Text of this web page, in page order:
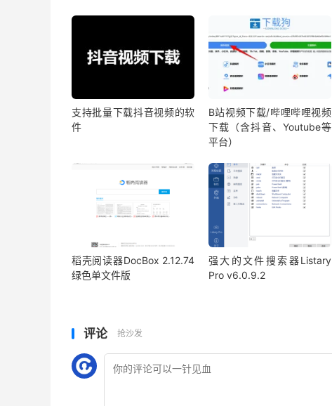
支持批量下载抖音视频的软
件
B站视频下载/哔哩哔哩视频
下载（含抖音、Youtube等
平台）
稻壳阅读器DocBox 2.12.74
绿色单文件版
强大的文件搜索器Listary
Pro v6.0.9.2
评论 抢沙发